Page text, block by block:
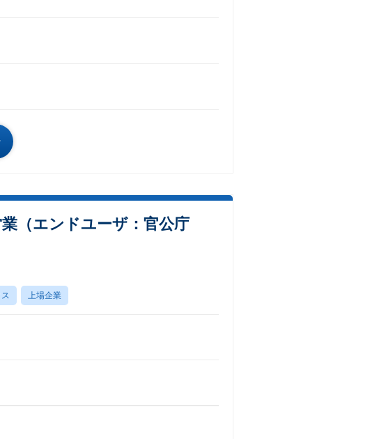
（エンドユーザ：官公庁
上場企業